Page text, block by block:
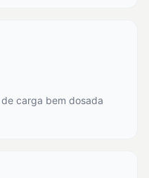
carga bem dosada